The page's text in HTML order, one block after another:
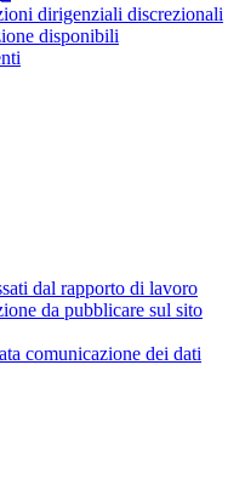
dirigenziali discrezionali
disponibili
dal rapporto di lavoro
da pubblicare sul sito
comunicazione dei dati